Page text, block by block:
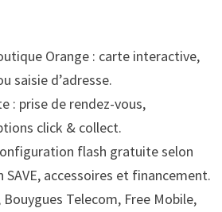
Orange : carte interactive,
saisie d’adresse.
: prise de rendez-vous,
click & collect.
flash gratuite selon
accessoires et financement.
Bouygues Telecom, Free Mobile,